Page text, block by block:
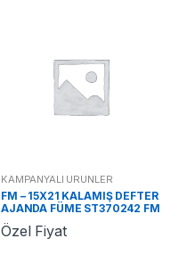
KAMPANYALI ÜRÜNLER
FM – 15X21 KALAMIŞ DEFTER
AJANDA FÜME ST370242 FM
Özel Fiyat